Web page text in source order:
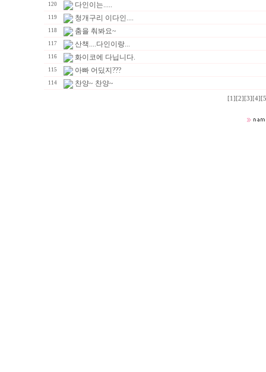
120 다인이는.....
119 청개구리 이다인....
118 춤을 춰봐요~
117 산책....다인이랑...
116 화이코에 다닙니다.
115 아빠 어딨지???
114 찬양~ 찬양~
[1] [2] [3] [4]